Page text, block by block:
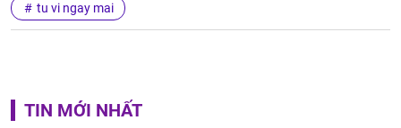
tu vi ngay mai
TIN MỚI NHẤT